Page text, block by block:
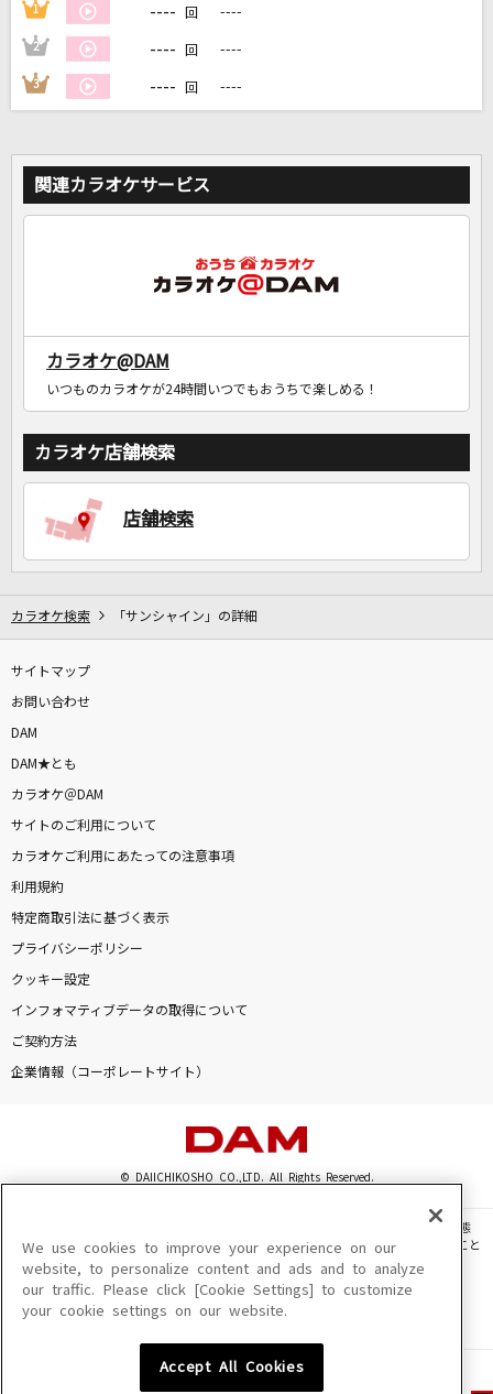
1 ---- 回 ----
2 ---- 回 ----
3 ---- 回 ----
関連カラオケサービス
カラオケ@DAM
いつものカラオケが24時間いつでもおうちで楽しめる！
カラオケ店舗検索
店舗検索
カラオケ検索 「サンシャイン」の詳細
サイトマップ
お問い合わせ
DAM
DAM★とも
カラオケ＠DAM
サイトのご利用について
カラオケご利用にあたっての注意事項
利用規約
特定商取引法に基づく表示
プライバシーポリシー
クッキー設定
インフォマティブデータの取得について
ご契約方法
企業情報（コーポレートサイト）
© DAIICHIKOSHO CO.,LTD. All Rights Reserved.
このサイトに掲載されている一切の文章・画像・写真・動画・音声等を、手段や形態
を問わず、著作権法の定める範囲を超えて無断で複製、転載、ファイル化などすること
を禁じます。
楽曲及びコンテンツは、機種によりご利用いただけない場合があります。
楽曲及びコンテンツの配信日、配信内容が変更になる場合があります。
We use cookies to improve your experience on our
website, to personalize content and ads and to analyze
our traffic. Please click [Cookie Settings] to customize
your cookie settings on our website.
Accept All Cookies